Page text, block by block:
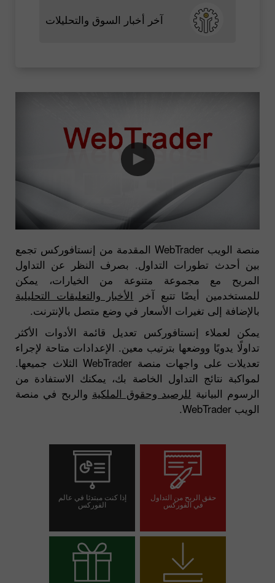
آخر أخبار السوق والتحليلات
منصة الويب WebTrader المقدمة من إنستافوركس تجمع
بين أحدث تطورات التداول. بصرف النظر عن التداول
المريح مع مجموعة متنوعة من الخيارات، يمكن
للمستخدمين أيضًا تتبع آخر الأخبار والتعليقات التحليلية
بالإضافة إلى تغيرات الأسعار في وضع متصل بالإنترنت.
يمكن لعملاء إنستافوركس تعديل قائمة الأدوات الأكثر
تداولًا يدويًا ووضعها بترتيب معين. الإعدادات متاحة لإجراء
تعديلات على واجهات منصة WebTrader الثلاث جميعها.
لمواكبة نتائج التداول الخاصة بك، يمكنك الاستفادة من
الرسوم البيانية للرصيد وحقوق الملكية والربح في منصة
الويب WebTrader.
حقق الربح من التداول
في الفوركس
إذا كنت مبتدئا في عالم
الفوركس
افتح حسابا تجريبيا